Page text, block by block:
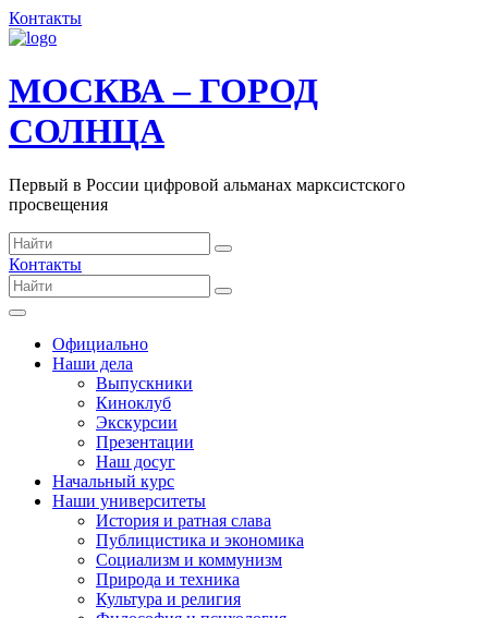
Контакты
МОСКВА – ГОРОД
СОЛНЦА
Первый в России цифровой альманах марксистского
просвещения
Контакты
Официально
Наши дела
Выпускники
Киноклуб
Экскурсии
Презентации
Наш досуг
Начальный курс
Наши университеты
История и ратная слава
Публицистика и экономика
Социализм и коммунизм
Природа и техника
Культура и религия